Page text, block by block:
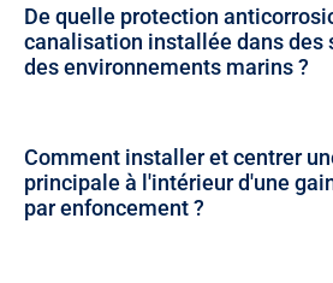
De quelle protection
canalisation installée dans des
des environnements marins ?
Comment installer et centrer
principale à l'intérieur d'une
par enfoncement ?